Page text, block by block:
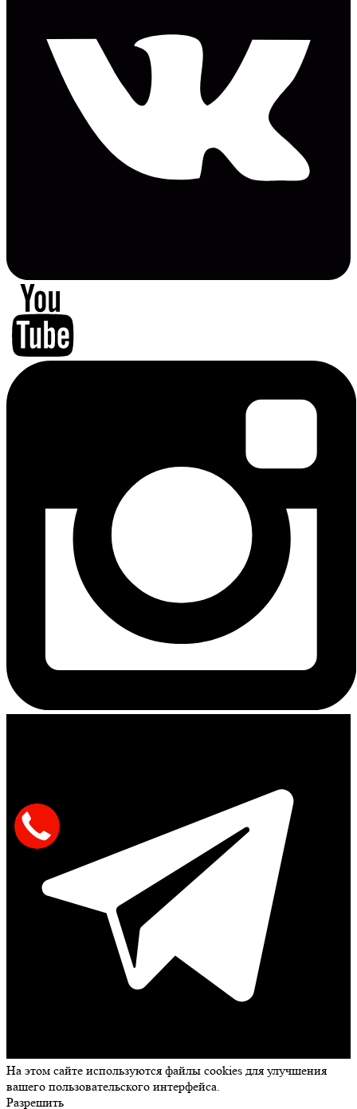
На этом сайте используются файлы cookies для улучшения
вашего пользовательского интерфейса.
Разрешить